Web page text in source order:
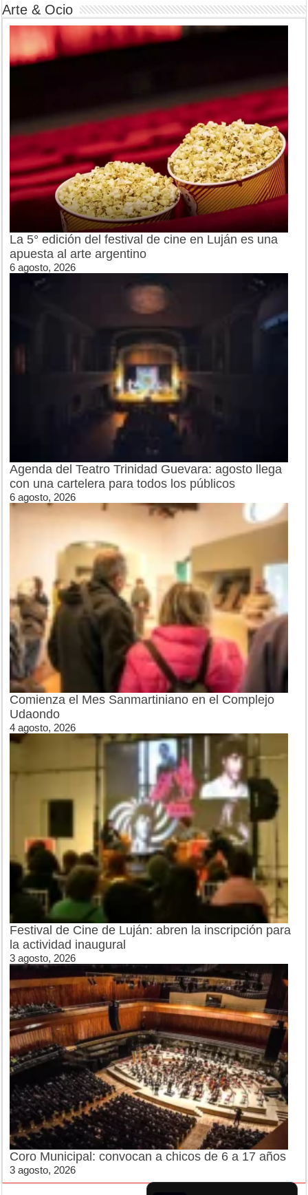
Arte & Ocio
La 5° edición del festival de cine en Luján es una
apuesta al arte argentino
6 agosto, 2026
Agenda del Teatro Trinidad Guevara: agosto llega
con una cartelera para todos los públicos
6 agosto, 2026
Comienza el Mes Sanmartiniano en el Complejo
Udaondo
4 agosto, 2026
Festival de Cine de Luján: abren la inscripción para
la actividad inaugural
3 agosto, 2026
Coro Municipal: convocan a chicos de 6 a 17 años
3 agosto, 2026